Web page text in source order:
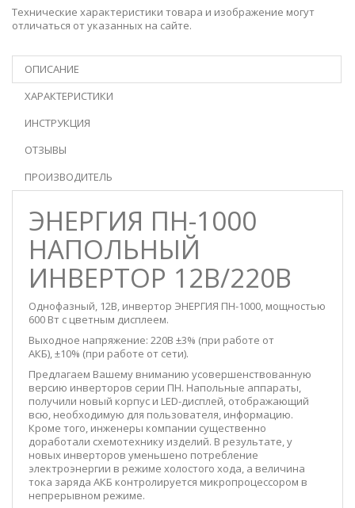
Технические характеристики товара и изображение могут
отличаться от указанных на сайте.
ОПИСАНИЕ
ХАРАКТЕРИСТИКИ
ИНСТРУКЦИЯ
ОТЗЫВЫ
ПРОИЗВОДИТЕЛЬ
ЭНЕРГИЯ ПН-1000
НАПОЛЬНЫЙ
ИНВЕРТОР 12В/220В
Однофазный, 12В, инвертор ЭНЕРГИЯ ПН-1000, мощностью
600 Вт с цветным дисплеем.
Выходное напряжение: 220В ±3% (при работе от
АКБ), ±10% (при работе от сети).
Предлагаем Вашему вниманию усовершенствованную
версию инверторов серии ПН. Напольные аппараты,
получили новый корпус и LED-дисплей, отображающий
всю, необходимую для пользователя, информацию.
Кроме того, инженеры компании существенно
доработали схемотехнику изделий. В результате, у
новых инверторов уменьшено потребление
электроэнергии в режиме холостого хода, а величина
тока заряда АКБ контролируется микропроцессором в
непрерывном режиме.